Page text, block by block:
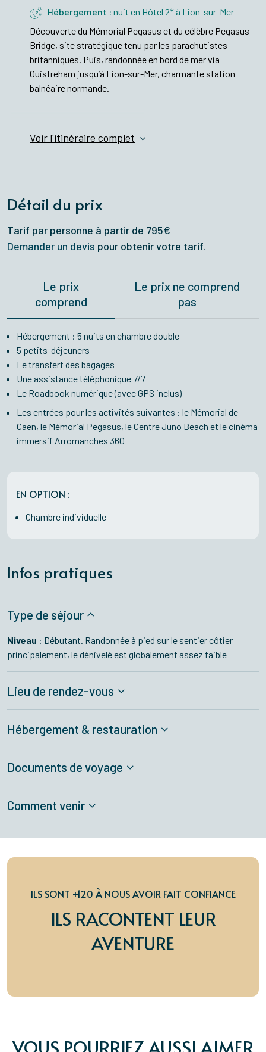
Hébergement : nuit en Hôtel 2* à Lion-sur-Mer
Découverte du Mémorial Pegasus et du célèbre Pegasus
Bridge, site stratégique tenu par les parachutistes
britanniques. Puis, randonnée en bord de mer via
Ouistreham jusqu’à Lion-sur-Mer, charmante station
balnéaire normande.
Voir l'itinéraire complet
Détail du prix
Tarif par personne à partir de 795€
Demander un devis pour obtenir votre tarif.
Le prix
comprend
Le prix ne comprend
pas
Hébergement : 5 nuits en chambre double
5 petits-déjeuners
Le transfert des bagages
Une assistance téléphonique 7/7
Le Roadbook numérique (avec GPS inclus)
Les entrées pour les activités suivantes : le Mémorial de
Caen, le Mémorial Pegasus, le Centre Juno Beach et le cinéma
immersif Arromanches 360
EN OPTION :
Chambre individuelle
Infos pratiques
Type de séjour
Niveau : Débutant. Randonnée à pied sur le sentier côtier
principalement, le dénivelé est globalement assez faible
Lieu de rendez-vous
Hébergement & restauration
Documents de voyage
Comment venir
ILS SONT +120 À NOUS AVOIR FAIT CONFIANCE
ILS RACONTENT LEUR
AVENTURE
VOUS POURRIEZ AUSSI AIMER